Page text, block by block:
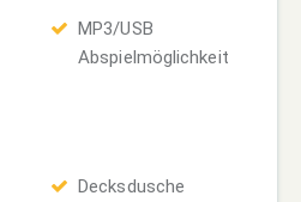
MP3/USB
Abspielmöglichkeit
Decksdusche